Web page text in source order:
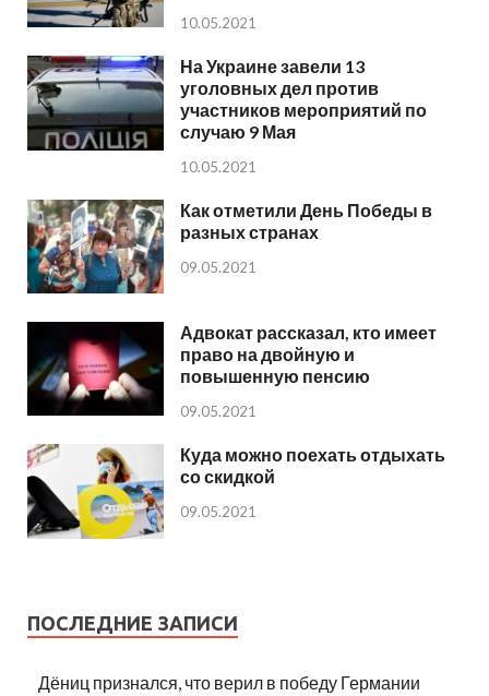
10.05.2021
На Украине завели 13
уголовных дел против
участников мероприятий по
случаю 9 Мая
10.05.2021
Как отметили День Победы в
разных странах
09.05.2021
Адвокат рассказал, кто имеет
право на двойную и
повышенную пенсию
09.05.2021
Куда можно поехать отдыхать
со скидкой
09.05.2021
ПОСЛЕДНИЕ ЗАПИСИ
Дёниц признался, что верил в победу Германии